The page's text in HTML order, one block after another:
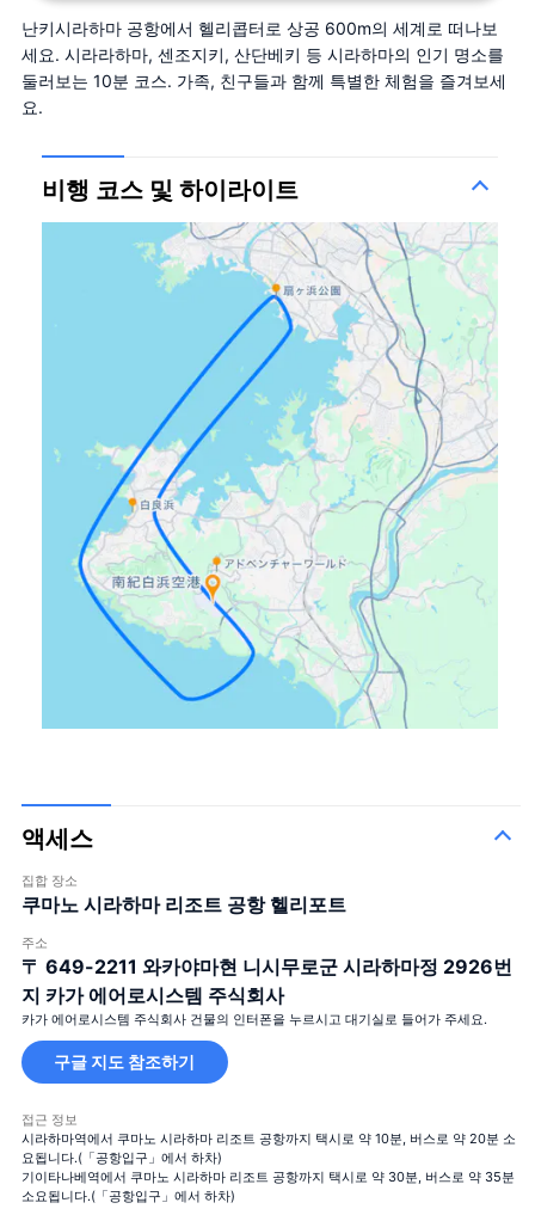
난키시라하마 공항에서 헬리콥터로 상공 600m의 세계로 떠나보
세요. 시라라하마, 센조지키, 산단베키 등 시라하마의 인기 명소를
둘러보는 10분 코스. 가족, 친구들과 함께 특별한 체험을 즐겨보세
요.
비행 코스 및 하이라이트
액세스
집합 장소
쿠마노 시라하마 리조트 공항 헬리포트
주소
〒 649-2211 와카야마현 니시무로군 시라하마정 2926번
지 카가 에어로시스템 주식회사
카가 에어로시스템 주식회사 건물의 인터폰을 누르시고 대기실로 들어가 주세요.
구글 지도 참조하기
접근 정보
시라하마역에서 쿠마노 시라하마 리조트 공항까지 택시로 약 10분, 버스로 약 20분 소
요됩니다.(「공항입구」에서 하차)
기이타나베역에서 쿠마노 시라하마 리조트 공항까지 택시로 약 30분, 버스로 약 35분
소요됩니다.(「공항입구」에서 하차)